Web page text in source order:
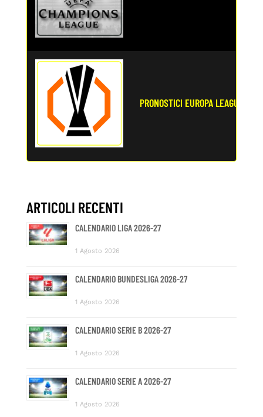
PRONOSTICI EUROPA LEAGUE
ARTICOLI RECENTI
CALENDARIO LIGA 2026-27
1 Agosto 2026
CALENDARIO BUNDESLIGA 2026-27
1 Agosto 2026
CALENDARIO SERIE B 2026-27
1 Agosto 2026
CALENDARIO SERIE A 2026-27
1 Agosto 2026